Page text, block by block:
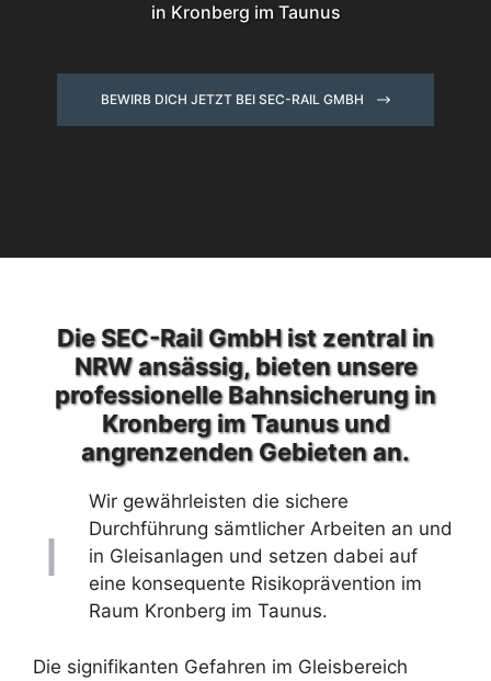
in Kronberg im Taunus
BEWIRB DICH JETZT BEI SEC-RAIL GMBH
Die SEC-Rail GmbH ist zentral in
NRW ansässig, bieten unsere
professionelle Bahnsicherung in
Kronberg im Taunus und
angrenzenden Gebieten an.
Wir gewährleisten die sichere
Durchführung sämtlicher Arbeiten an und
in Gleisanlagen und setzen dabei auf
eine konsequente Risikoprävention im
Raum Kronberg im Taunus.
Die signifikanten Gefahren im Gleisbereich